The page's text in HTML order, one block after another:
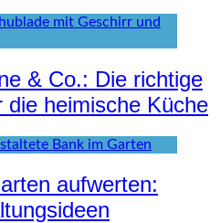
& Co.: Die richtige
die heimische Küche
aufwerten: